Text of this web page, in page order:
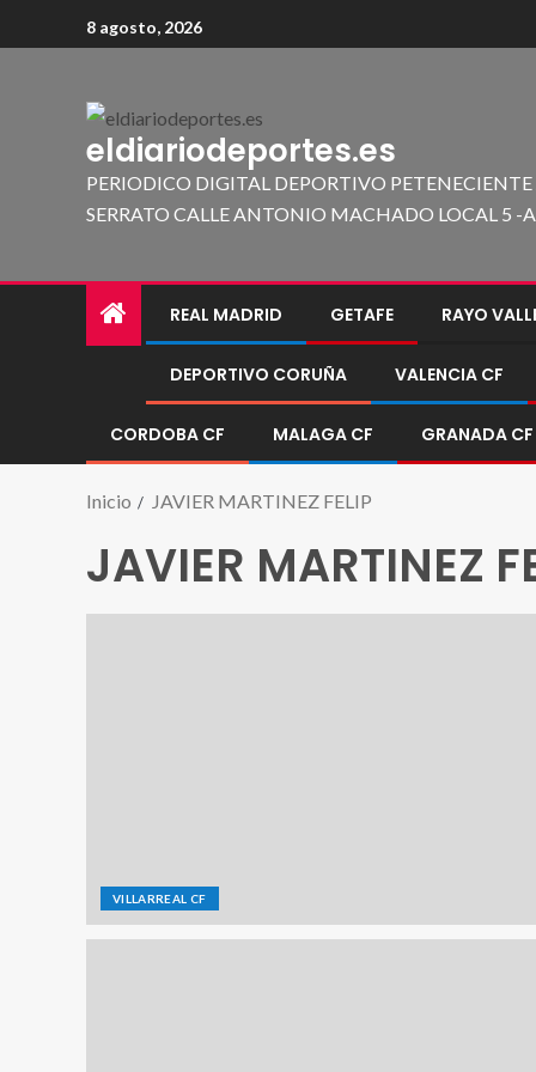
8 agosto, 2026
eldiariodeportes.es
PERIODICO DIGITAL DEPORTIVO
SERRATO CALLE ANTONIO MACHADO LOCAL 5 -
REAL MADRID GETAFE RAYO
DEPORTIVO CORUÑA VALENCIA CF
CORDOBA CF MALAGA CF GRANADA CF
Inicio JAVIER MARTINEZ FELIP
JAVIER MARTINEZ
VILLARREAL CF